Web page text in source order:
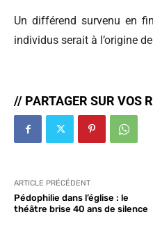
Un différend survenu en
individus serait à l’origine
// PARTAGER SUR VOS
ARTICLE PRÉCÉDENT
Pédophilie dans l’église : le
théâtre brise 40 ans de silence